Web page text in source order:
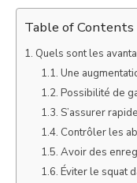
Table of Contents
Quels sont les
Une
Possibilité de
S’assurer
Contrôler les
Avoir des
Éviter le squat